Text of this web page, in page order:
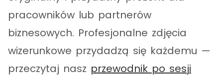
pracowników lub partnerów
biznesowych. Profesjonalne zdjęcia
wizerunkowe przydadzą się każdemu —
przeczytaj nasz przewodnik po sesji